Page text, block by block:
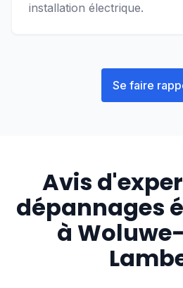
installation électrique.
Se faire
Avis
dépannages
à